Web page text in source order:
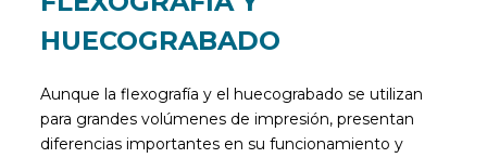
HUECOGRABADO
Aunque la flexografía y el huecograbado se utilizan
para grandes volúmenes de impresión, presentan
diferencias importantes en su funcionamiento y